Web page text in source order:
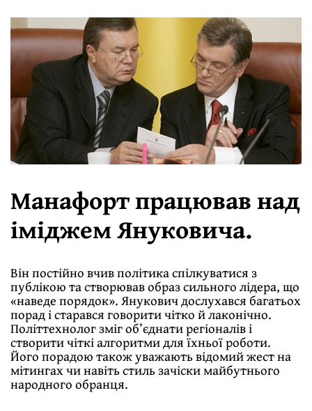
Манафорт працював над
іміджем Януковича.
Він постійно вчив політика спілкуватися з
публікою та створював образ сильного лідера, що
«наведе порядок». Янукович дослухався багатьох
порад і старався говорити чітко й лаконічно.
Політтехнолог зміг об’єднати регіоналів і
створити чіткі алгоритми для їхньої роботи.
Його порадою також уважають відомий жест на
мітингах чи навіть стиль зачіски майбутнього
народного обранця.